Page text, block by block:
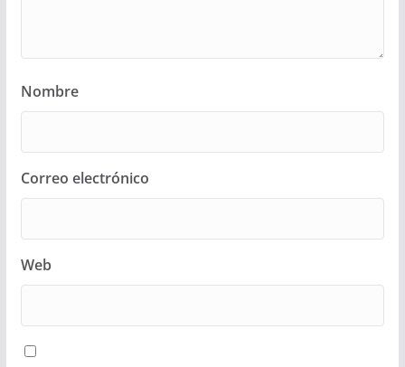
Nombre
Correo electrónico
Web